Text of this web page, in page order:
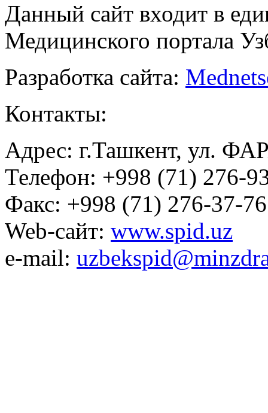
Данный сайт входит в
Медицинского портала
Разработка сайта:
Контакты:
Адрес: г.Ташкент, ул.
Телефон: +998 (71) 276-
Факс: +998 (71) 276-37-76
Web-сайт: www.spid.uz
e-mail: